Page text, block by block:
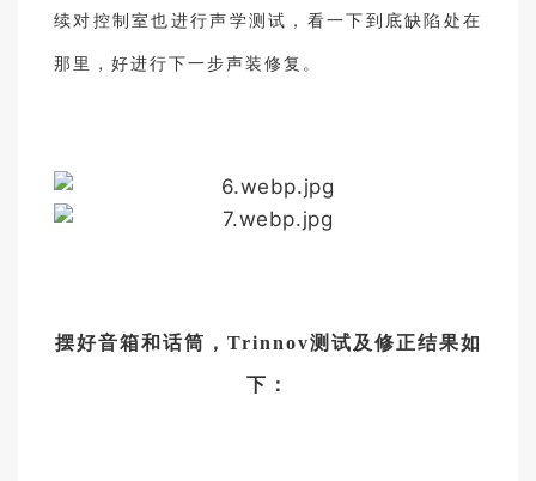
续对控制室也进行声学测试，看一下到底缺陷处在
那里，好进行下一步声装修复。
摆好音箱和话筒，Trinnov测试及修正结果如
下：